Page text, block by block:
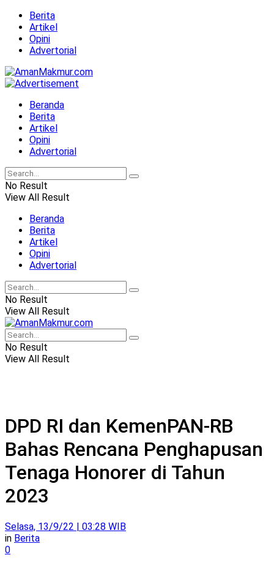
Berita
Artikel
Opini
Advertorial
Beranda
Berita
Artikel
Opini
Advertorial
No Result
View All Result
Beranda
Berita
Artikel
Opini
Advertorial
No Result
View All Result
No Result
View All Result
DPD RI dan KemenPAN-RB
Bahas Rencana Penghapusan
Tenaga Honorer di Tahun
2023
Selasa, 13/9/22 | 03:28 WIB
in Berita
0